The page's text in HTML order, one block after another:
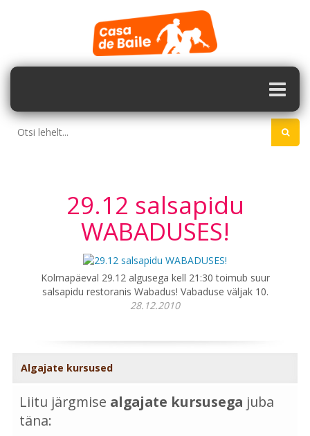
29.12 salsapidu
WABADUSES!
Kolmapäeval 29.12 algusega kell 21:30 toimub suur
salsapidu restoranis Wabadus! Vabaduse väljak 10.
28.12.2010
Algajate kursused
Liitu järgmise algajate kursusega juba
täna: